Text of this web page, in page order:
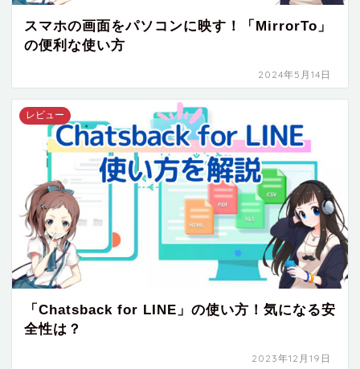
スマホの画面をパソコンに映す！「MirrorTo」
の便利な使い方
2024年5月14日
レビュー
「Chatsback for LINE」の使い方！気になる安
全性は？
2023年12月19日